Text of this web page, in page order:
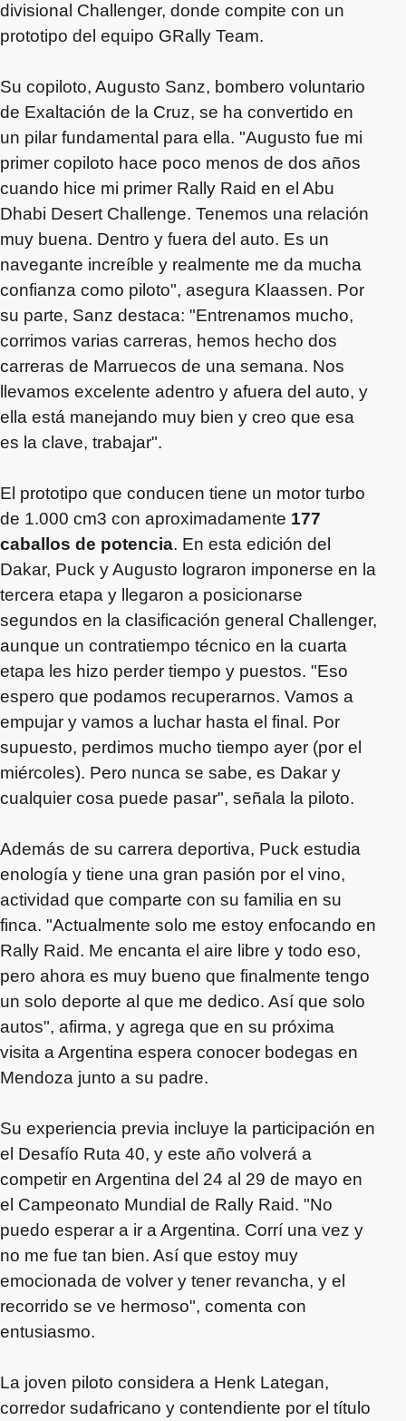
divisional Challenger, donde compite con un
prototipo del equipo GRally Team.
Su copiloto, Augusto Sanz, bombero voluntario
de Exaltación de la Cruz, se ha convertido en
un pilar fundamental para ella. "Augusto fue mi
primer copiloto hace poco menos de dos años
cuando hice mi primer Rally Raid en el Abu
Dhabi Desert Challenge. Tenemos una relación
muy buena. Dentro y fuera del auto. Es un
navegante increíble y realmente me da mucha
confianza como piloto", asegura Klaassen. Por
su parte, Sanz destaca: "Entrenamos mucho,
corrimos varias carreras, hemos hecho dos
carreras de Marruecos de una semana. Nos
llevamos excelente adentro y afuera del auto, y
ella está manejando muy bien y creo que esa
es la clave, trabajar".
El prototipo que conducen tiene un motor turbo
de 1.000 cm3 con aproximadamente 177
caballos de potencia. En esta edición del
Dakar, Puck y Augusto lograron imponerse en la
tercera etapa y llegaron a posicionarse
segundos en la clasificación general Challenger,
aunque un contratiempo técnico en la cuarta
etapa les hizo perder tiempo y puestos. "Eso
espero que podamos recuperarnos. Vamos a
empujar y vamos a luchar hasta el final. Por
supuesto, perdimos mucho tiempo ayer (por el
miércoles). Pero nunca se sabe, es Dakar y
cualquier cosa puede pasar", señala la piloto.
Además de su carrera deportiva, Puck estudia
enología y tiene una gran pasión por el vino,
actividad que comparte con su familia en su
finca. "Actualmente solo me estoy enfocando en
Rally Raid. Me encanta el aire libre y todo eso,
pero ahora es muy bueno que finalmente tengo
un solo deporte al que me dedico. Así que solo
autos", afirma, y agrega que en su próxima
visita a Argentina espera conocer bodegas en
Mendoza junto a su padre.
Su experiencia previa incluye la participación en
el Desafío Ruta 40, y este año volverá a
competir en Argentina del 24 al 29 de mayo en
el Campeonato Mundial de Rally Raid. "No
puedo esperar a ir a Argentina. Corrí una vez y
no me fue tan bien. Así que estoy muy
emocionada de volver y tener revancha, y el
recorrido se ve hermoso", comenta con
entusiasmo.
La joven piloto considera a Henk Lategan,
corredor sudafricano y contendiente por el título